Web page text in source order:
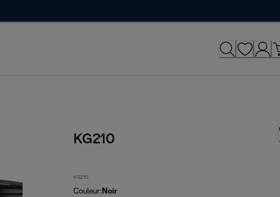
KG210
KG210
Couleur: Noir